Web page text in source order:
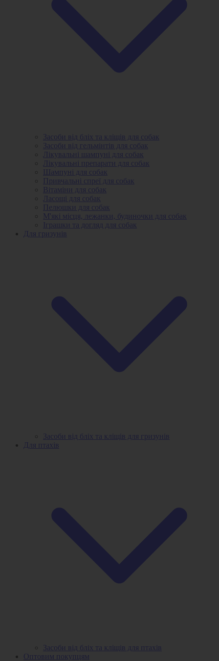
Засоби від бліх та кліщів для собак
Засоби від гельмінтів для собак
Лікувальні шампуні для собак
Лікувальні препарати для собак
Шампуні для собак
Привчальні спреї для собак
Вітаміни для собак
Ласощі для собак
Пелюшки для собак
М'які місця, лежанки, будиночки для собак
Іграшки та догляд для собак
Для гризунів
Засоби від бліх та кліщів для гризунів
Для птахів
Засоби від бліх та кліщів для птахів
Оптовим покупцям